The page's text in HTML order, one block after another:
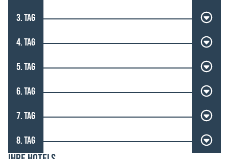
3. TAG
4. TAG
5. TAG
6. TAG
7. TAG
8. TAG